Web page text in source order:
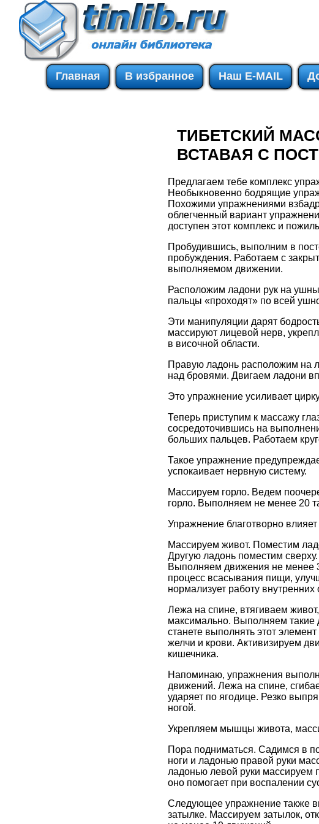
Главная В избранное Наш E-MAIL
ТИБЕТСКИЙ
ВСТАВАЯ С
Предлагаем тебе комплекс
Необыкновенно бодрящие
Похожими упражнениями
облегченный вариант
доступен этот комплекс и
Пробудившись, выполним в
пробуждения. Работаем с
выполняемом движении.
Расположим ладони рук на
пальцы «проходят» по всей
Эти манипуляции дарят
массируют лицевой нерв,
в височной области.
Правую ладонь расположим на
над бровями. Двигаем ладони
Это упражнение усиливает
Теперь приступим к массажу
сосредоточившись на
больших пальцев. Работаем
Такое упражнение
успокаивает нервную систему.
Массируем горло. Ведем
горло. Выполняем не менее 20
Упражнение благотворно
Массируем живот. Поместим
Другую ладонь поместим
Выполняем движения не менее
процесс всасывания пищи,
нормализует работу внутренних
Лежа на спине, втягиваем
максимально. Выполняем такие
станете выполнять этот
желчи и крови. Активизируем
кишечника.
Напоминаю, упражнения
движений. Лежа на спине,
ударяет по ягодице. Резко
ногой.
Укрепляем мышцы живота,
Пора подниматься. Садимся в
ноги и ладонью правой руки
ладонью левой руки массируем
оно помогает при воспалении
Следующее упражнение также
затылке. Массируем затылок,